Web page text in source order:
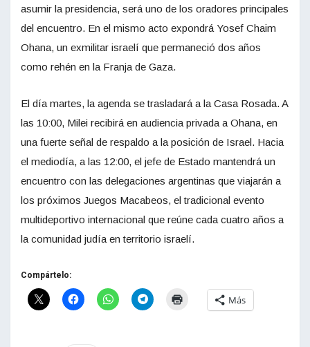
asumir la presidencia, será uno de los oradores principales
del encuentro. En el mismo acto expondrá Yosef Chaim
Ohana, un exmilitar israelí que permaneció dos años
como rehén en la Franja de Gaza.
El día martes, la agenda se trasladará a la Casa Rosada. A
las 10:00, Milei recibirá en audiencia privada a Ohana, en
una fuerte señal de respaldo a la posición de Israel. Hacia
el mediodía, a las 12:00, el jefe de Estado mantendrá un
encuentro con las delegaciones argentinas que viajarán a
los próximos Juegos Macabeos, el tradicional evento
multideportivo internacional que reúne cada cuatro años a
la comunidad judía en territorio israelí.
Compártelo:
Más